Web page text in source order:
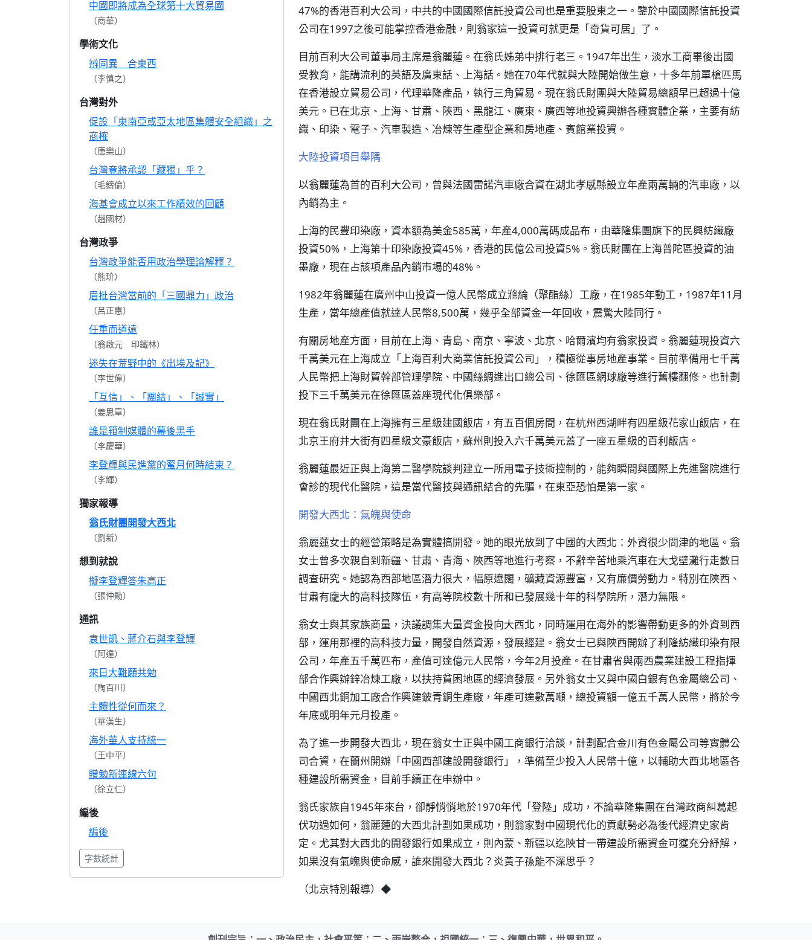
中國即將成為全球第十大貿易國
（商華）
學術文化
辨同異 合東西
（李慎之）
台灣對外
促設「東南亞或亞太地區集體安全組織」之
商榷
（唐樂山）
台灣竟將承認「藏獨」乎？
（毛鑄倫）
海基會成立以來工作績效的回顧
（趙國材）
台灣政爭
台灣政爭能否用政治學理論解釋？
（熊玠）
眉批台灣當前的「三國鼎力」政治
（呂正惠）
任重而道遠
（翁啟元 印鐵林）
迷失在荒野中的《出埃及記》
（李世偉）
「互信」、「團結」、「誠實」
（姜思章）
誰是箝制媒體的幕後黑手
（李慶華）
李登輝與民進黨的蜜月何時結束？
（李輝）
獨家報導
翁氏財團開發大西北
（劉新）
想到就說
擬李登輝答朱高正
（張仲勛）
通訊
袁世凱、蔣介石與李登輝
（阿達）
來日大難願共勉
（陶百川）
主體性從何而來？
（華漢生）
海外華人支持統一
（王中平）
贈勉新連線六句
（徐立仁）
編後
編後
字數統計
47%的香港百利大公司，中共的中國國際信託投資公司也是重要股東之一。鑒於中國國際信託投資
公司在1997之後可能掌控香港金融，則翁家這一投資可就更是「奇貨可居」了。
目前百利大公司董事局主席是翁麗蓮。在翁氏姊弟中排行老三。1947年出生，淡水工商畢後出國
受教育，能講流利的英語及廣東話、上海話。她在70年代就與大陸開始做生意，十多年前單槍匹馬
在香港設立貿易公司，代理華隆產品，執行三角貿易。現在翁氏財團與大陸貿易總額早已超過十億
美元。已在北京、上海、甘肅、陝西、黑龍江、廣東、廣西等地投資興辦各種實體企業，主要有紡
織、印染、電子、汽車製造、冶煉等生產型企業和房地產、賓館業投資。
大陸投資項目舉隅
以翁麗蓮為首的百利大公司，曾與法國雷諾汽車廠合資在湖北孝感縣設立年產兩萬輛的汽車廠，以
內銷為主。
上海的民豐印染廠，資本額為美金585萬，年產4,000萬碼成品布，由華隆集團旗下的民興紡織廠
投資50%，上海第十印染廠投資45%，香港的民億公司投資5%。翁氏財團在上海普陀區投資的油
墨廠，現在占該項產品內銷市場的48%。
1982年翁麗蓮在廣州中山投資一億人民幣成立滌綸（聚酯絲）工廠，在1985年動工，1987年11月
生產，當年總產值就達人民幣8,500萬，幾乎全部資金一年回收，震驚大陸同行。
有關房地產方面，目前在上海、青島、南京、寧波、北京、哈爾濱均有翁家投資。翁麗蓮現投資六
千萬美元在上海成立「上海百利大商業信託投資公司」，積極從事房地產事業。目前準備用七千萬
人民幣把上海財貿幹部管理學院、中國絲綢進出口總公司、徐匯區網球廠等進行舊樓翻修。也計劃
投下三千萬美元在徐匯區蓋座現代化俱樂部。
現在翁氏財團在上海擁有三星級建國飯店，有五百個房間，在杭州西湖畔有四星級花家山飯店，在
北京王府井大街有四星級文豪飯店，蘇州則投入六千萬美元蓋了一座五星級的百利飯店。
翁麗蓮最近正與上海第二醫學院談判建立一所用電子技術控制的，能夠瞬間與國際上先進醫院進行
會診的現代化醫院，這是當代醫技與通訊結合的先驅，在東亞恐怕是第一家。
開發大西北：氣魄與使命
翁麗蓮女士的經營策略是為實體搞開發。她的眼光放到了中國的大西北：外資很少問津的地區。翁
女士曾多次親自到新疆、甘肅、青海、陝西等地進行考察，不辭辛苦地乘汽車在大戈壁灘行走數日
調查研究。她認為西部地區潛力很大，幅原遼闊，礦藏資源豐富，又有廉價勞動力。特別在陝西、
甘肅有龐大的高科技隊伍，有高等院校數十所和已發展幾十年的科學院所，潛力無限。
翁女士與其家族商量，決議調集大量資金投向大西北，同時運用在海外的影響帶動更多的外資到西
部，運用那裡的高科技力量，開發自然資源，發展經建。翁女士已與陝西開辦了利隆紡織印染有限
公司，年產五千萬匹布，產值可達億元人民幣，今年2月投產。在甘肅省與兩西農業建設工程指揮
部合作興辦鋅冶煉工廠，以扶持貧困地區的經濟發展。另外翁女士又與中國白銀有色金屬總公司、
中國西北銅加工廠合作興建鈹青銅生產廠，年產可達數萬噸，總投資額一億五千萬人民幣，將於今
年底或明年元月投產。
為了進一步開發大西北，現在翁女士正與中國工商銀行洽談，計劃配合金川有色金屬公司等實體公
司合資，在蘭州開辦「中國西部建設開發銀行」，準備至少投入人民幣十億，以輔助大西北地區各
種建設所需資金，目前手續正在申辦中。
翁氏家族自1945年來台，卻靜悄悄地於1970年代「登陸」成功，不論華隆集團在台灣政商糾葛起
伏功過如何，翁麗蓮的大西北計劃如果成功，則翁家對中國現代化的貢獻勢必為後代經濟史家肯
定。尤其對大西北的開發銀行如果成立，則內蒙、新疆以迄陝甘一帶建設所需資金可獲充分紓解，
如果沒有氣魄與使命感，誰來開發大西北？炎黃子孫能不深思乎？
（北京特別報導）◆